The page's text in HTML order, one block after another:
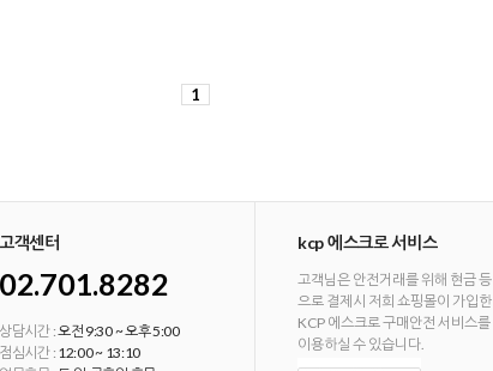
1
고객센터
02.701.8282
상담시간 :오전 9:30 ~ 오후 5:00
점심시간 : 12:00 ~ 13:10
kcp 에스크로 서비스
고객님은 안전거래를 위해 현금 등
으로 결제시 저희 쇼핑몰이 가입한
KCP 에스크로 구매안전 서비스를
이용하실 수 있습니다.